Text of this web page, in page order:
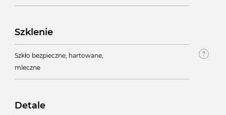
Szklenie
Szkło bezpieczne, hartowane,
mleczne
Detale